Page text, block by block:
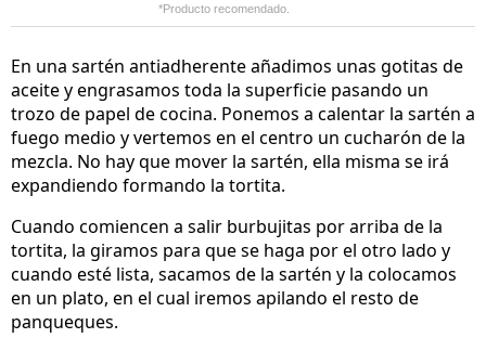
*Producto recomendado.
En una sartén antiadherente añadimos unas gotitas de
aceite y engrasamos toda la superficie pasando un
trozo de papel de cocina. Ponemos a calentar la sartén a
fuego medio y vertemos en el centro un cucharón de la
mezcla. No hay que mover la sartén, ella misma se irá
expandiendo formando la tortita.
Cuando comiencen a salir burbujitas por arriba de la
tortita, la giramos para que se haga por el otro lado y
cuando esté lista, sacamos de la sartén y la colocamos
en un plato, en el cual iremos apilando el resto de
panqueques.